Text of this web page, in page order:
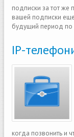
подписки за тот же
вашей подписки еще
будущий период по
IP-
когда позвонить и